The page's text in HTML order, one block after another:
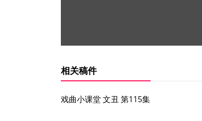
相关稿件
戏曲小课堂 文丑 第115集